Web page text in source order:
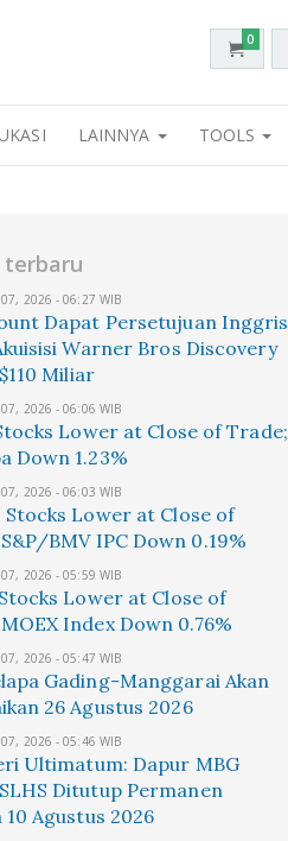
0
LAINNYA TOOLS
2026 - 06:27 WIB
Dapat Persetujuan Inggris
Warner Bros Discovery
Miliar
2026 - 06:06 WIB
Lower at Close of Trade;
Down 1.23%
2026 - 06:03 WIB
Stocks Lower at Close of
BMV IPC Down 0.19%
2026 - 05:59 WIB
Lower at Close of
Index Down 0.76%
2026 - 05:47 WIB
Gading-Manggarai Akan
26 Agustus 2026
2026 - 05:46 WIB
Ultimatum: Dapur MBG
Ditutup Permanen
10 Agustus 2026